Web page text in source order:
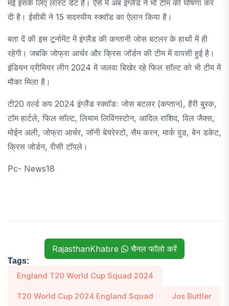
मई इसके लिए लास्ट डेट है। ऐसे में अब इंग्लैंड ने भी टीम की घोषणा कर
दी है। ईसीबी ने 15 सदस्यीय स्क्वॉड का ऐलान किया है।
बता दें की इस टूर्नामेंट में इंग्लैंड की कप्तानी जोस बटलर के हाथों में ही
रहेगी। जबकि जोफ्रा आर्चर और क्रिस जॉर्डन की टीम में वापसी हुई है।
इंडियन प्रीमियर लीग 2024 में जलवा बिखेर रहे फिल सॉल्ट को भी टीम में
मौका मिला है।
टी20 वर्ल्ड कप 2024 इंग्लैंड स्क्वॉडः जोस बटलर (कप्तान), हैरी बु्रक,
टॉम हार्टले, फिल सॉल्ट, लियाम लिविंगस्टोन, आदिल राशिद, विल जैक्स,
मोईन अली, जोफ्रा आर्चर, जॉनी बेयरेस्टो, सैम करन, मार्क वुड, बेन डकेट,
क्रिस जोर्डन, रीसी टॉपले।
Pc- News18
RajasthanKhabre चैनल फॉलो करें
Tags:
England T20 World Cup Squad 2024
T20 World Cup 2024 England Squad Jos Buttler